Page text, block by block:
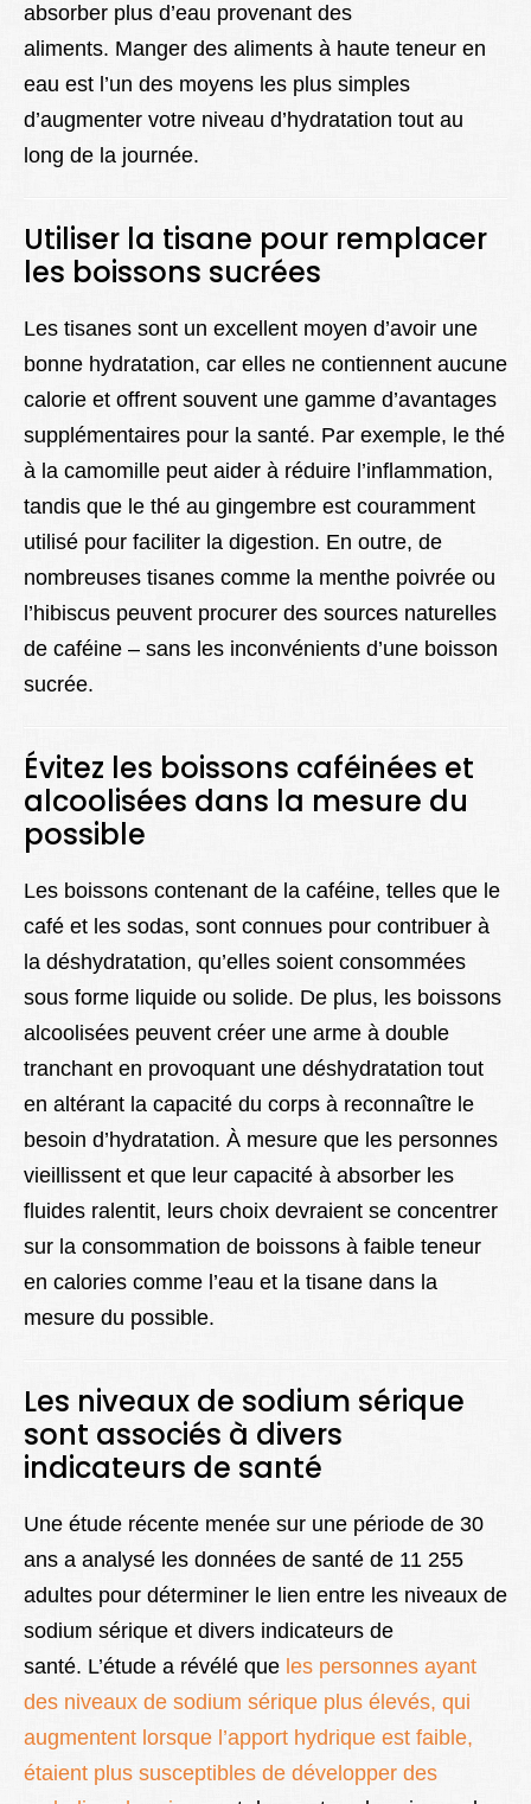
absorber plus d’eau provenant des
aliments. Manger des aliments à haute teneur en
eau est l’un des moyens les plus simples
d’augmenter votre niveau d’hydratation tout au
long de la journée.
Utiliser la tisane pour remplacer
les boissons sucrées
Les tisanes sont un excellent moyen d’avoir une
bonne hydratation, car elles ne contiennent aucune
calorie et offrent souvent une gamme d’avantages
supplémentaires pour la santé. Par exemple, le thé
à la camomille peut aider à réduire l’inflammation,
tandis que le thé au gingembre est couramment
utilisé pour faciliter la digestion. En outre, de
nombreuses tisanes comme la menthe poivrée ou
l’hibiscus peuvent procurer des sources naturelles
de caféine – sans les inconvénients d’une boisson
sucrée.
Évitez les boissons caféinées et
alcoolisées dans la mesure du
possible
Les boissons contenant de la caféine, telles que le
café et les sodas, sont connues pour contribuer à
la déshydratation, qu’elles soient consommées
sous forme liquide ou solide. De plus, les boissons
alcoolisées peuvent créer une arme à double
tranchant en provoquant une déshydratation tout
en altérant la capacité du corps à reconnaître le
besoin d’hydratation. À mesure que les personnes
vieillissent et que leur capacité à absorber les
fluides ralentit, leurs choix devraient se concentrer
sur la consommation de boissons à faible teneur
en calories comme l’eau et la tisane dans la
mesure du possible.
Les niveaux de sodium sérique
sont associés à divers
indicateurs de santé
Une étude récente menée sur une période de 30
ans a analysé les données de santé de 11 255
adultes pour déterminer le lien entre les niveaux de
sodium sérique et divers indicateurs de
santé. L’étude a révélé que les personnes ayant
des niveaux de sodium sérique plus élevés, qui
augmentent lorsque l’apport hydrique est faible,
étaient plus susceptibles de développer des